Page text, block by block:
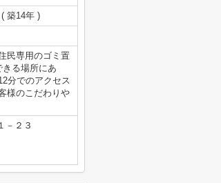
築14年 )
民専用のゴミ置
る場所にあ
分でのアクセス
様のこだわりや
－２３